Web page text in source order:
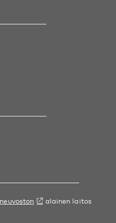
alainen laitos